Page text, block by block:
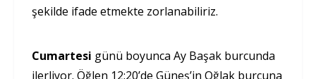
şekilde ifade etmekte zorlanabiliriz.
Cumartesi günü boyunca Ay Başak burcunda
ilerliyor. Öğlen 12:20’de Güneş’in Oğlak burcuna